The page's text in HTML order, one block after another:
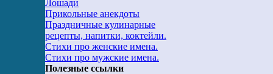
Лошади
Прикольные анекдоты
Праздничные кулинарные
рецепты, напитки, коктейли.
Стихи про женские имена.
Стихи про мужские имена.
Полезные ссылки